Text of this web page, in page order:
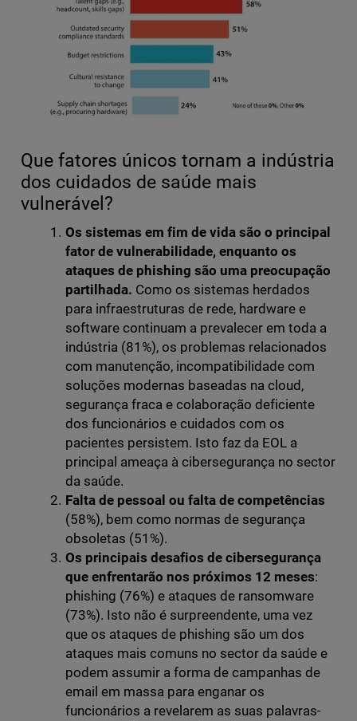
Que fatores únicos tornam a indústria
dos cuidados de saúde mais
vulnerável?
Os sistemas em fim de vida são o principal
fator de vulnerabilidade, enquanto os
ataques de phishing são uma preocupação
partilhada. Como os sistemas herdados
para infraestruturas de rede, hardware e
software continuam a prevalecer em toda a
indústria (81%), os problemas relacionados
com manutenção, incompatibilidade com
soluções modernas baseadas na cloud,
segurança fraca e colaboração deficiente
dos funcionários e cuidados com os
pacientes persistem. Isto faz da EOL a
principal ameaça à cibersegurança no sector
da saúde.
Falta de pessoal ou falta de competências
(58%), bem como normas de segurança
obsoletas (51%).
Os principais desafios de cibersegurança
que enfrentarão nos próximos 12 meses:
phishing (76%) e ataques de ransomware
(73%). Isto não é surpreendente, uma vez
que os ataques de phishing são um dos
ataques mais comuns no sector da saúde e
podem assumir a forma de campanhas de
email em massa para enganar os
funcionários a revelarem as suas palavras-